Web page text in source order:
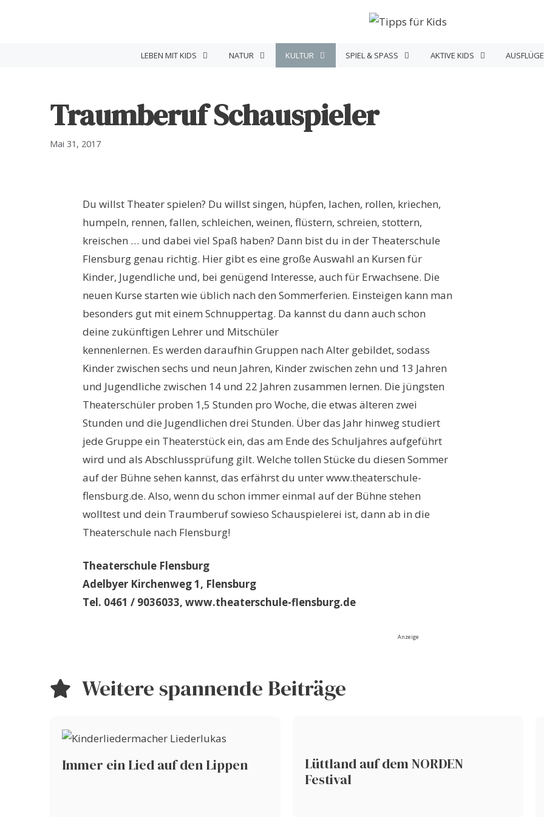
LEBEN MIT KIDS NATUR KULTUR SPIEL & SPASS AKTIVE KIDS
Traumberuf Schauspieler
Mai 31, 2017
Du willst Theater spielen? Du willst singen, hüpfen, lachen, rollen, kriechen,
humpeln, rennen, fallen, schleichen, weinen, flüstern, schreien, stottern,
kreischen … und dabei viel Spaß haben? Dann bist du in der Theaterschule
Flensburg genau richtig. Hier gibt es eine große Auswahl an Kursen für
Kinder, Jugendliche und, bei genügend Interesse, auch für Erwachsene. Die
neuen Kurse starten wie üblich nach den Sommerferien. Einsteigen kann man
besonders gut mit einem Schnuppertag. Da kannst du dann auch schon
deine zukünftigen Lehrer und Mitschüler
kennenlernen. Es werden daraufhin Gruppen nach Alter gebildet, sodass
Kinder zwischen sechs und neun Jahren, Kinder zwischen zehn und 13 Jahren
und Jugendliche zwischen 14 und 22 Jahren zusammen lernen. Die jüngsten
Theaterschüler proben 1,5 Stunden pro Woche, die etwas älteren zwei
Stunden und die Jugendlichen drei Stunden. Über das Jahr hinweg studiert
jede Gruppe ein Theaterstück ein, das am Ende des Schuljahres aufgeführt
wird und als Abschlussprüfung gilt. Welche tollen Stücke du diesen Sommer
auf der Bühne sehen kannst, das erfährst du unter www.theaterschule-
flensburg.de. Also, wenn du schon immer einmal auf der Bühne stehen
wolltest und dein Traumberuf sowieso Schauspielerei ist, dann ab in die
Theaterschule nach Flensburg!
Theaterschule Flensburg
Adelbyer Kirchenweg 1, Flensburg
Tel. 0461 / 9036033, www.theaterschule-flensburg.de
Anzeige
Weitere spannende Beiträge
Immer ein Lied auf den Lippen
Lüttland auf dem NORDEN
Festival